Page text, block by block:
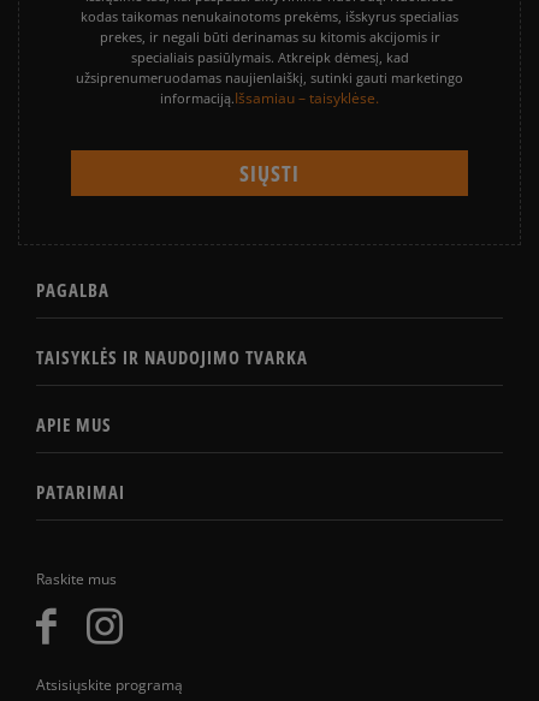
Raskite mus
Atsisiųskite programą
kodas taikomas nenukainotoms prekėms, išskyrus specialias
prekes, ir negali būti derinamas su kitomis akcijomis ir
specialiais pasiūlymais. Atkreipk dėmesį, kad
užsiprenumeruodamas naujienlaiškį, sutinki gauti marketingo
informaciją.Išsamiau – taisyklėse.
PAGALBA
TAISYKLĖS IR NAUDOJIMO TVARKA
APIE MUS
PATARIMAI